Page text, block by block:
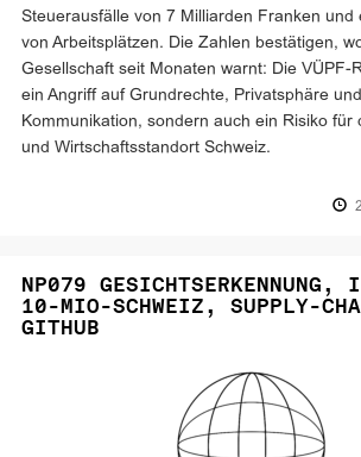
Steuerausfälle von 7 Milliarden Franken und
von Arbeitsplätzen. Die Zahlen bestätigen,
Gesellschaft seit Monaten warnt: Die VÜPF-
ein Angriff auf Grundrechte, Privatsphäre
Kommunikation, sondern auch ein Risiko für
und Wirtschaftsstandort Schweiz.
NP079
10-MIO-SCHWEIZ, SUPPLY-
GITHUB